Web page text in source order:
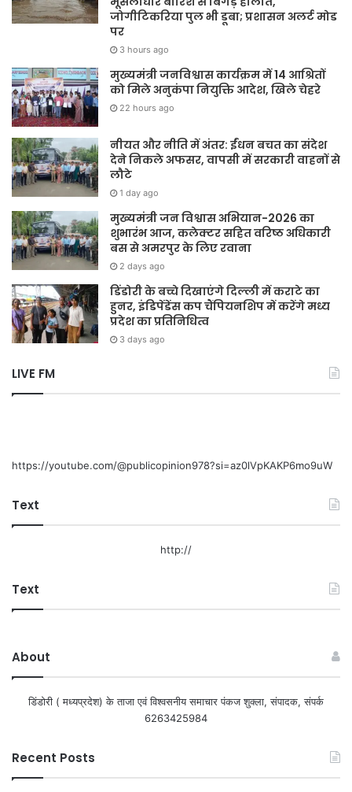
जोगीटिकरिया पुल भी डूबा; प्रशासन अलर्ट मोड
पर
3 hours ago
मुख्यमंत्री जनविश्वास कार्यक्रम में 14 आश्रितों
को मिले अनुकंपा नियुक्ति आदेश, खिले चेहरे
22 hours ago
नीयत और नीति में अंतर: ईंधन बचत का संदेश
देने निकले अफसर, वापसी में सरकारी वाहनों से
लौटे
1 day ago
मुख्यमंत्री जन विश्वास अभियान-2026 का
शुभारंभ आज, कलेक्टर सहित वरिष्ठ अधिकारी
बस से अमरपुर के लिए रवाना
2 days ago
डिंडोरी के बच्चे दिखाएंगे दिल्ली में कराटे का
हुनर, इंडिपेंडेंस कप चैंपियनशिप में करेंगे मध्य
प्रदेश का प्रतिनिधित्व
3 days ago
LIVE FM
https://youtube.com/@publicopinion978?si=az0lVpKAKP6mo9uW
Text
http://
Text
About
डिंडोरी ( मध्यप्रदेश) के ताजा एवं विश्वसनीय समाचार पंकज शुक्ला, संपादक, संपर्क
6263425984
Recent Posts